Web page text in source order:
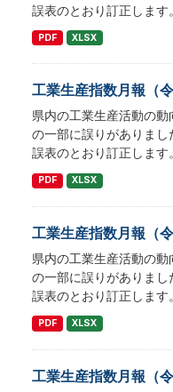
誤表のとおり訂正します
PDF XLSX
工業生産指数月報（
県内の工業生産活動の
の一部に誤りがありま
誤表のとおり訂正します
PDF XLSX
工業生産指数月報（
県内の工業生産活動の
の一部に誤りがありま
誤表のとおり訂正します
PDF XLSX
工業生産指数月報（